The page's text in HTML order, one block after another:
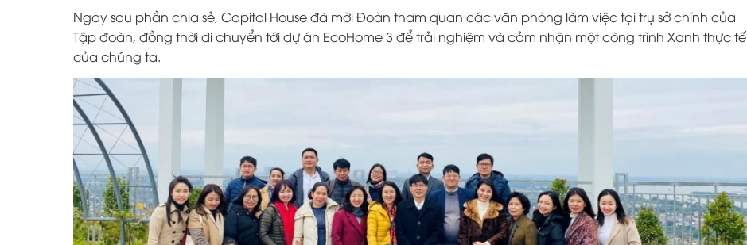
Ngay sau phần chia sẻ, Capital House đã mời Đoàn tham quan các văn phòng làm việc tại trụ sở chính của
Tập đoàn, đồng thời di chuyển tới dự án EcoHome 3 để trải nghiệm và cảm nhận một công trình Xanh thực tế
của chúng ta.